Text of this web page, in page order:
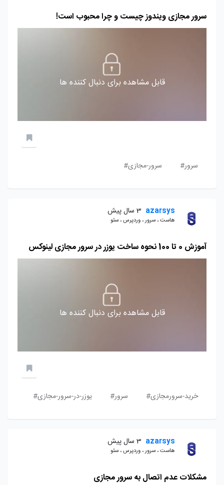
سرور مجازی ویندوز چیست و چرا محبوب است!
قابل مشاهده برای دنبال کننده ها
سرور# سرور-مجازی#
azarsys 3 سال پیش
هاست ، سرور ، وردپرس ، سئو
آموزش 0 تا 100 نحوه ساخت یوزر در سرور مجازی لینوکس
قابل مشاهده برای دنبال کننده ها
خرید-سرورمجازی# سرور# یوزر-در-سرور-مجازی#
azarsys 3 سال پیش
هاست ، سرور ، وردپرس ، سئو
مشکلات عدم اتصال به سرور مجازی